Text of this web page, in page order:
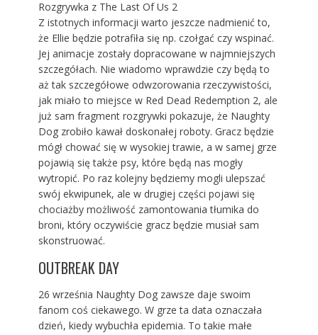
Rozgrywka z The Last Of Us 2
Z istotnych informacji warto jeszcze nadmienić to,
że Ellie będzie potrafiła się np. czołgać czy wspinać.
Jej animacje zostały dopracowane w najmniejszych
szczegółach. Nie wiadomo wprawdzie czy będą to
aż tak szczegółowe odwzorowania rzeczywistości,
jak miało to miejsce w Red Dead Redemption 2, ale
już sam fragment rozgrywki pokazuje, że Naughty
Dog zrobiło kawał doskonałej roboty. Gracz będzie
mógł chować się w wysokiej trawie, a w samej grze
pojawią się także psy, które będą nas mogły
wytropić. Po raz kolejny będziemy mogli ulepszać
swój ekwipunek, ale w drugiej części pojawi się
chociażby możliwość zamontowania tłumika do
broni, który oczywiście gracz będzie musiał sam
skonstruować.
OUTBREAK DAY
26 września Naughty Dog zawsze daje swoim
fanom coś ciekawego. W grze ta data oznaczała
dzień, kiedy wybuchła epidemia. To takie małe